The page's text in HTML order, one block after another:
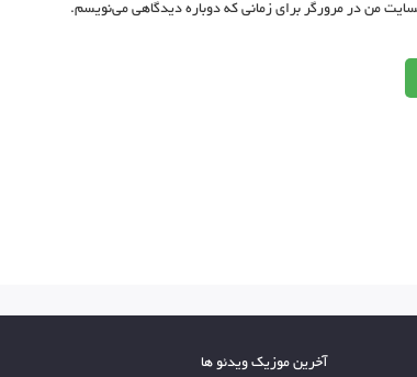
من در مرورگر برای زمانی که دوباره دیدگاهی می‌نویسم.
آخرین موزیک ویدئو ها